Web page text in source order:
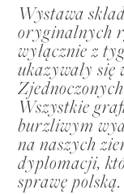
Wystawa
oryginalnych
wyłącznie z
ukazywały
Wszystkie
burzliwym
na naszych
dyplomacji,
sprawę polską.